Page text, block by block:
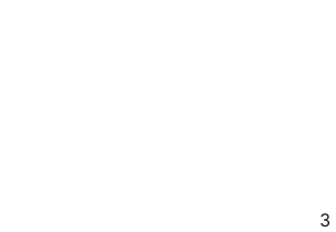
3